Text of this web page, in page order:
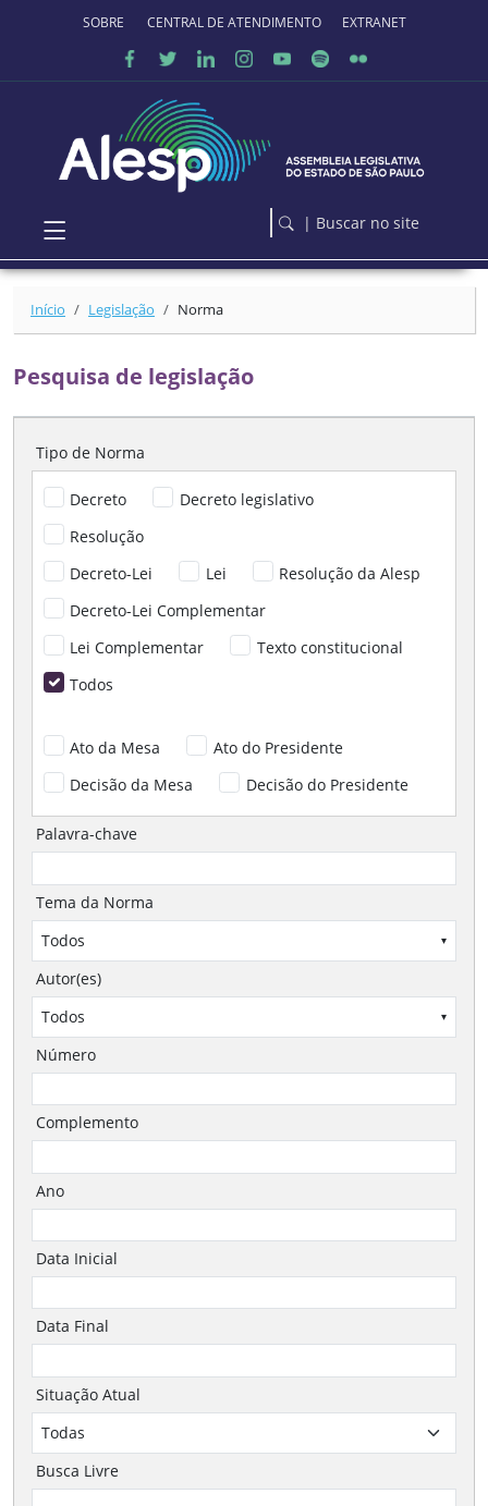
Ir para o conteúdo principal
SOBRE O PORTALCENTRAL DE ATENDIMENTO EXTRANET
| Buscar no site
Início Legislação Norma
Pesquisa de legislação
Tipo de Norma
Decreto
Decreto legislativo
Resolução
Decreto-Lei
Lei
Resolução da Alesp
Decreto-Lei Complementar
Lei Complementar
Texto constitucional
Todos
Ato da Mesa
Ato do Presidente
Decisão da Mesa
Decisão do Presidente
Palavra-chave
Tema da Norma
Todos
▾
Autor(es)
Todos
▾
Número
Complemento
Ano
Data Inicial
Data Final
Situação Atual
Busca Livre